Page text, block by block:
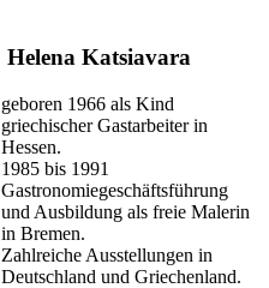
Helena Katsiavara
geboren 1966 als Kind
griechischer Gastarbeiter in
Hessen.
1985 bis 1991
Gastronomiegeschäftsführung
und Ausbildung als freie Malerin
in Bremen.
Zahlreiche Ausstellungen in
Deutschland und Griechenland.